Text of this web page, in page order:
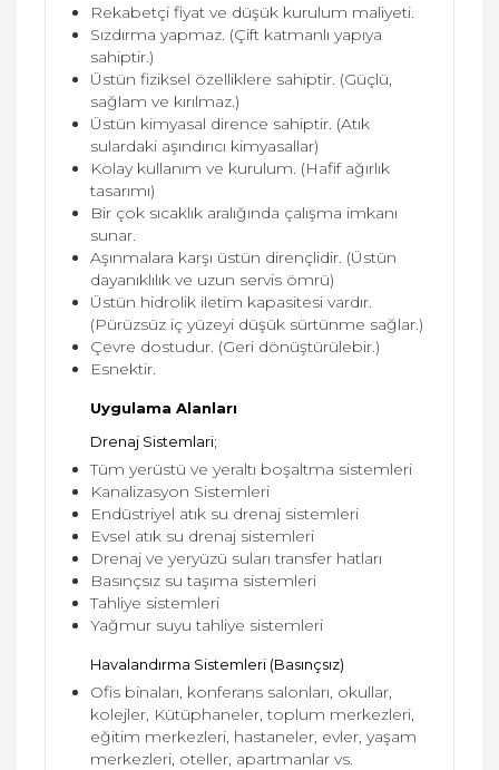
Rekabetçi fiyat ve düşük kurulum maliyeti.
Sızdırma yapmaz. (Çift katmanlı yapıya
sahiptir.)
Üstün fiziksel özelliklere sahiptir. (Güçlü,
sağlam ve kırılmaz.)
Üstün kimyasal dirence sahiptir. (Atık
sulardaki aşındırıcı kimyasallar)
Kolay kullanım ve kurulum. (Hafif ağırlık
tasarımı)
Bir çok sıcaklık aralığında çalışma imkanı
sunar.
Aşınmalara karşı üstün dirençlidir. (Üstün
dayanıklılık ve uzun servis ömrü)
Üstün hidrolik iletim kapasitesi vardır.
(Pürüzsüz iç yüzeyi düşük sürtünme sağlar.)
Çevre dostudur. (Geri dönüştürülebir.)
Esnektir.
Uygulama Alanları
Drenaj Sistemlari;
Tüm yerüstü ve yeraltı boşaltma sistemleri
Kanalizasyon Sistemleri
Endüstriyel atık su drenaj sistemleri
Evsel atık su drenaj sistemleri
Drenaj ve yeryüzü suları transfer hatları
Basınçsız su taşıma sistemleri
Tahliye sistemleri
Yağmur suyu tahliye sistemleri
Havalandırma Sistemleri (Basınçsız)
Ofis binaları, konferans salonları, okullar,
kolejler, Kütüphaneler, toplum merkezleri,
eğitim merkezleri, hastaneler, evler, yaşam
merkezleri, oteller, apartmanlar vs.